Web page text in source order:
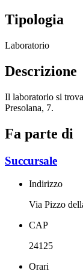
Tipologia
Laboratorio
Descrizione
Il laboratorio si
Presolana, 7.
Fa parte di
Succursale
Indirizzo
Via Pizzo
CAP
24125
Orari